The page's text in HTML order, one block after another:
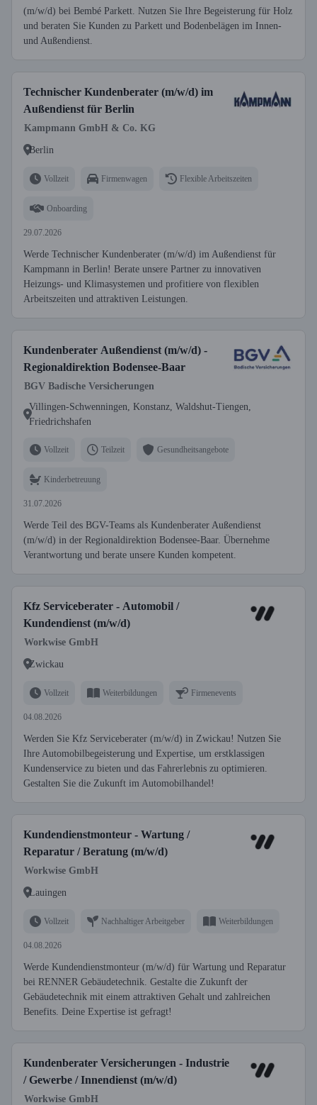
(m/w/d) bei Bembé Parkett. Nutzen Sie Ihre Begeisterung für Holz
und beraten Sie Kunden zu Parkett und Bodenbelägen im Innen-
und Außendienst.
Technischer Kundenberater (m/w/d) im
Außendienst für Berlin
Kampmann GmbH & Co. KG
Berlin
Vollzeit Firmenwagen Flexible Arbeitszeiten
Onboarding
29.07.2026
Werde Technischer Kundenberater (m/w/d) im Außendienst für
Kampmann in Berlin! Berate unsere Partner zu innovativen
Heizungs- und Klimasystemen und profitiere von flexiblen
Arbeitszeiten und attraktiven Leistungen.
Kundenberater Außendienst (m/w/d) -
Regionaldirektion Bodensee-Baar
BGV Badische Versicherungen
Villingen-Schwenningen, Konstanz, Waldshut-Tiengen,
Friedrichshafen
Vollzeit Teilzeit Gesundheitsangebote
Kinderbetreuung
31.07.2026
Werde Teil des BGV-Teams als Kundenberater Außendienst
(m/w/d) in der Regionaldirektion Bodensee-Baar. Übernehme
Verantwortung und berate unsere Kunden kompetent.
Kfz Serviceberater - Automobil /
Kundendienst (m/w/d)
Workwise GmbH
Zwickau
Vollzeit Weiterbildungen Firmenevents
04.08.2026
Werden Sie Kfz Serviceberater (m/w/d) in Zwickau! Nutzen Sie
Ihre Automobilbegeisterung und Expertise, um erstklassigen
Kundenservice zu bieten und das Fahrerlebnis zu optimieren.
Gestalten Sie die Zukunft im Automobilhandel!
Kundendienstmonteur - Wartung /
Reparatur / Beratung (m/w/d)
Workwise GmbH
Lauingen
Vollzeit Nachhaltiger Arbeitgeber Weiterbildungen
04.08.2026
Werde Kundendienstmonteur (m/w/d) für Wartung und Reparatur
bei RENNER Gebäudetechnik. Gestalte die Zukunft der
Gebäudetechnik mit einem attraktiven Gehalt und zahlreichen
Benefits. Deine Expertise ist gefragt!
Kundenberater Versicherungen - Industrie
/ Gewerbe / Innendienst (m/w/d)
Workwise GmbH